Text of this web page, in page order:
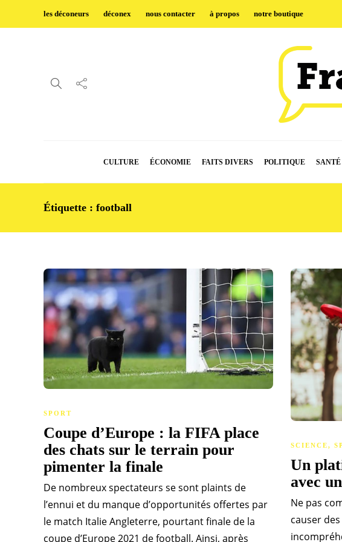
les déconeurs déconex nous contacter à propos notre boutique
CULTURE ÉCONOMIE FAITS DIVERS POLITIQUE SANTÉ
Étiquette : football
SPORT
Coupe d’Europe : la FIFA place
des chats sur le terrain pour
pimenter la finale
De nombreux spectateurs se sont plaints de
l’ennui et du manque d’opportunités offertes par
le match Italie Angleterre, pourtant finale de la
coupe d’Europe 2021 de football. Ainsi, après
SCIENCE,
Un
avec
Ne pas
causer